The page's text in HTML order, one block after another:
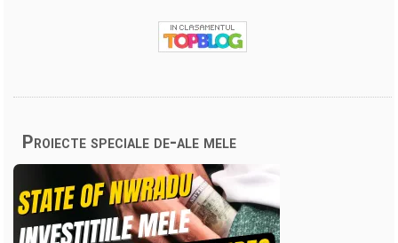
Proiecte speciale de-ale mele